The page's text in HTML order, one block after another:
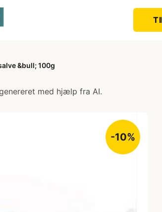
&bull; 100g
med hjælp fra AI.
-10%